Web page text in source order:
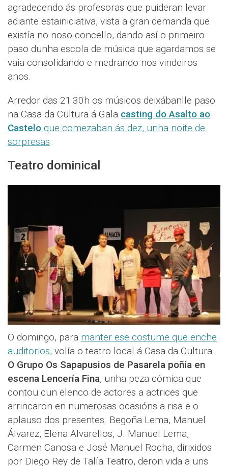
agradecendo ás profesoras que puideran levar
adiante estainiciativa, vista a gran demanda que
existía no noso concello, dando así o primeiro
paso dunha escola de música que agardamos se
vaia consolidando e medrando nos vindeiros
anos.
Arredor das 21:30h os músicos deixábanlle paso
na Casa da Cultura á Gala casting do Asalto ao
Castelo que comezaban ás dez, unha noite de
sorpresas.
Teatro dominical
O domingo, para manter ese costume que enche
auditorios, volía o teatro local á Casa da Cultura.
O Grupo Os Sapapusios de Pasarela poñía en
escena Lencería Fina, unha peza cómica que
contou cun elenco de actores a actrices que
arrincaron en numerosas ocasións a risa e o
aplauso dos presentes. Begoña Lema, Manuel
Álvarez, Elena Alvarellos, J. Manuel Lema,
Carmen Canosa e José Manuel Rocha, dirixidos
por Diego Rey de Talía Teatro, deron vida a uns